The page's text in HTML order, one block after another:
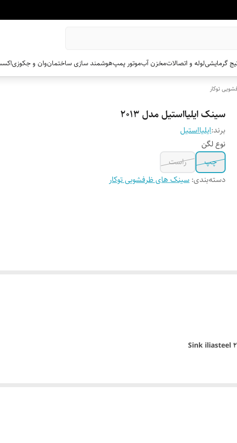
گرمایشیلوله و اتصالاتمخزن آبموتور پمپهوشمند سازی ساختمانوان و جکوزی
توکار
سینک ایلیااستیل مدل 2013
برند:ایلیااستیل
نوع لگن
چپ
راست
دسته‌بندی: سینک های ظرفشویی توکار